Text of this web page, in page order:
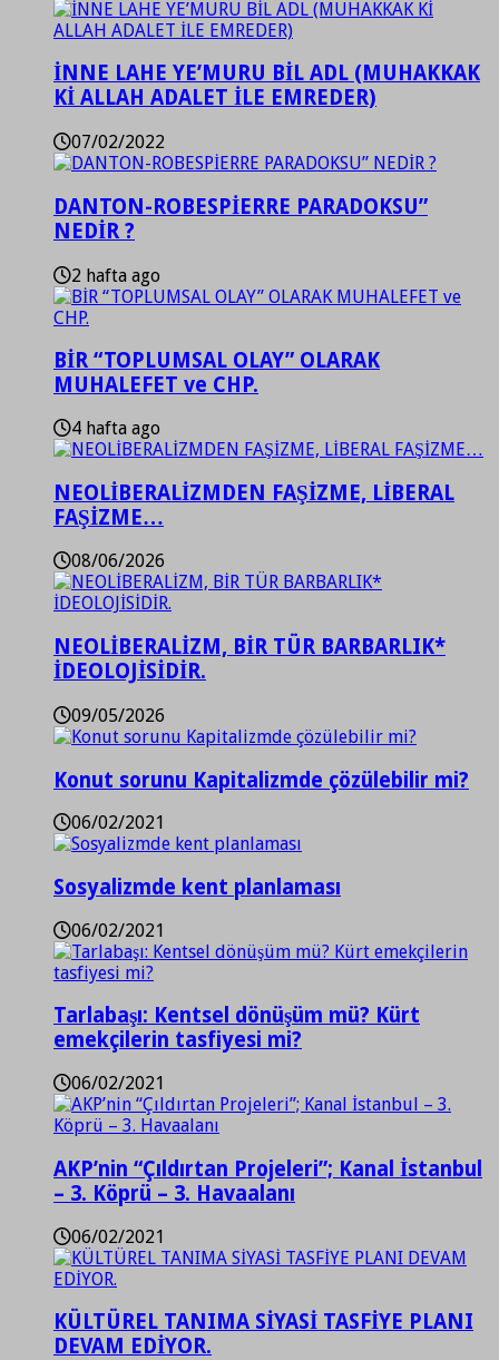
İNNE LAHE YE’MURU BİL ADL (MUHAKKAK
Kİ ALLAH ADALET İLE EMREDER)
07/02/2022
DANTON-ROBESPİERRE PARADOKSU”
NEDİR ?
2 hafta ago
BİR “TOPLUMSAL OLAY” OLARAK
MUHALEFET ve CHP.
4 hafta ago
NEOLİBERALİZMDEN FAŞİZME, LİBERAL
FAŞİZME…
08/06/2026
NEOLİBERALİZM, BİR TÜR BARBARLIK*
İDEOLOJİSİDİR.
09/05/2026
Konut sorunu Kapitalizmde çözülebilir mi?
06/02/2021
Sosyalizmde kent planlaması
06/02/2021
Tarlabaşı: Kentsel dönüşüm mü? Kürt
emekçilerin tasfiyesi mi?
06/02/2021
AKP’nin “Çıldırtan Projeleri”; Kanal İstanbul
– 3. Köprü – 3. Havaalanı
06/02/2021
KÜLTÜREL TANIMA SİYASİ TASFİYE PLANI
DEVAM EDİYOR.